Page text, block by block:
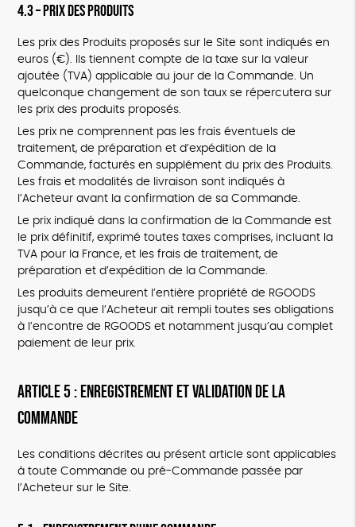
4.3 – Prix des Produits
Les prix des Produits proposés sur le Site sont indiqués en
euros (€). Ils tiennent compte de la taxe sur la valeur
ajoutée (TVA) applicable au jour de la Commande. Un
quelconque changement de son taux se répercutera sur
les prix des produits proposés.
Les prix ne comprennent pas les frais éventuels de
traitement, de préparation et d’expédition de la
Commande, facturés en supplément du prix des Produits.
Les frais et modalités de livraison sont indiqués à
l’Acheteur avant la confirmation de sa Commande.
Le prix indiqué dans la confirmation de la Commande est
le prix définitif, exprimé toutes taxes comprises, incluant la
TVA pour la France, et les frais de traitement, de
préparation et d’expédition de la Commande.
Les produits demeurent l’entière propriété de RGOODS
jusqu’à ce que l’Acheteur ait rempli toutes ses obligations
à l’encontre de RGOODS et notamment jusqu’au complet
paiement de leur prix.
ARTICLE 5 : ENREGISTREMENT ET VALIDATION DE LA
COMMANDE
Les conditions décrites au présent article sont applicables
à toute Commande ou pré-Commande passée par
l’Acheteur sur le Site.